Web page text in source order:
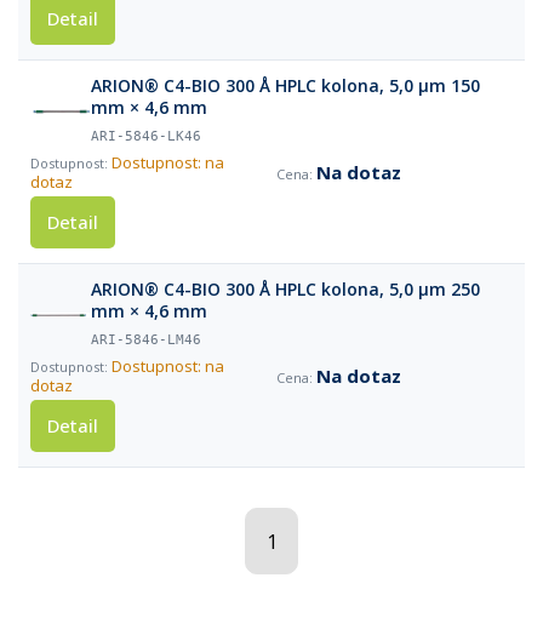
Detail
ARION® C4-BIO 300 Å HPLC kolona, 5,0 µm 150
mm × 4,6 mm
ARI-5846-LK46
Dostupnost: na
dotaz
Na dotaz
Detail
ARION® C4-BIO 300 Å HPLC kolona, 5,0 µm 250
mm × 4,6 mm
ARI-5846-LM46
Dostupnost: na
dotaz
Na dotaz
Detail
1